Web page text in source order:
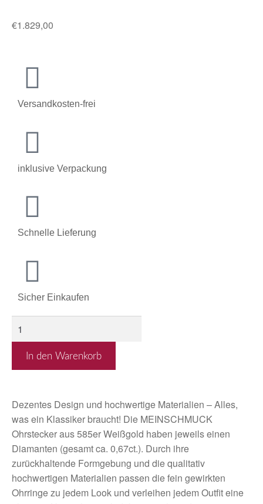
€1.829,00
Versandkosten-frei
inklusive Verpackung
Schnelle Lieferung
Sicher Einkaufen
In den Warenkorb
Dezentes Design und hochwertige Materialien – Alles,
was ein Klassiker braucht! Die MEINSCHMUCK
Ohrstecker aus 585er Weißgold haben jeweils einen
Diamanten (gesamt ca. 0,67ct.). Durch ihre
zurückhaltende Formgebung und die qualitativ
hochwertigen Materialien passen die fein gewirkten
Ohrringe zu jedem Look und verleihen jedem Outfit eine